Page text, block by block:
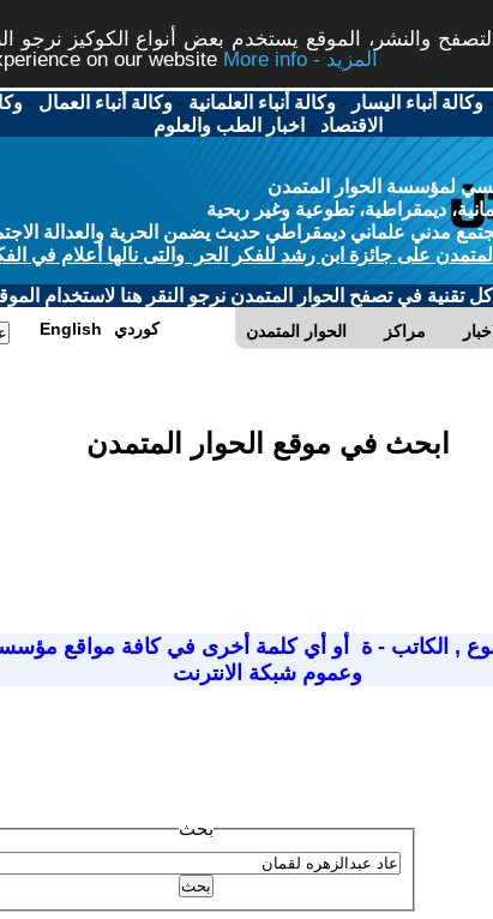
والنشر، الموقع يستخدم بعض أنواع الكوكيز نرجو
on our website
More info - المزيد
-وكالة أنباء اليسار -وكالة أنباء العلمانية -وكالة أنباء العمال -
الاقتصاد - اخبار الطب والعلوم
لمؤسسة الحوار المتمدن
ديمقراطية، تطوعية وغير ربحية
مدني علماني ديمقراطي حديث يضمن الحرية والعدالة
على جائزة ابن رشد للفكر الحر والتى نالها أعلام في
تقنية في تصفح الحوار المتمدن نرجو النقر هنا لاستخدام
الحوار المتمدن مراكز English كوردي
ابحث في موقع الحوار المتمدن
, الكاتب - ة
أو أي كلمة أخرى في كافة مواقع
وعموم شبكة الانترنت
بحث